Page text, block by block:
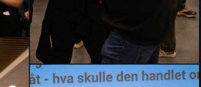
HMLH24-